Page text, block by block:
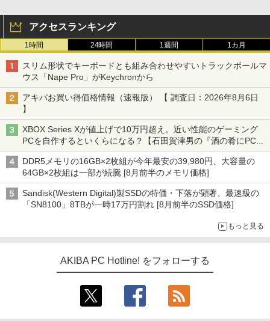
アクセスランキング
1時間 24時間 1週間 1カ月
スリム形状でキーボードとも組み合わせやすいトラックボールマ
ウス「Nape Pro」がKeychronから
アキバお買い得価格情報（速報版） 【 調査日：2026年8月6日
】
XBOX Series Xが値上げで10万円超え。近い性能のゲーミング
PCを自作するといくらになる？【石田賀津男の『酒の肴にPCゲ
ーム』】
DDR5メモリの16GB×2枚組が今年最安の39,980円、大容量の
64GB×2枚組は一部が続騰 [8月前半のメモリ価格]
Sandisk(Western Digital)製SSDの特価・下落が顕著、最速級の
「SN8100」8TBが一時17万円割れ [8月前半のSSD価格]
もっと見る
AKIBA PC Hotline! をフォローする